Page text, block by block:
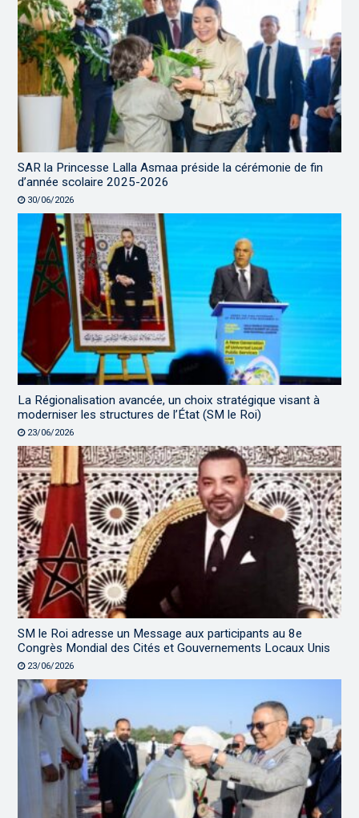
SAR la Princesse Lalla Asmaa préside la cérémonie de fin
d’année scolaire 2025-2026
30/06/2026
La Régionalisation avancée, un choix stratégique visant à
moderniser les structures de l’État (SM le Roi)
23/06/2026
SM le Roi adresse un Message aux participants au 8e
Congrès Mondial des Cités et Gouvernements Locaux Unis
23/06/2026